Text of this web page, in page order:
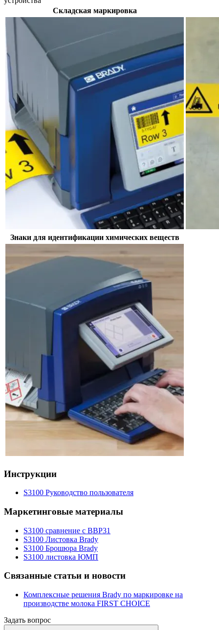
Складская маркировка
Знаки для идентификации химических веществ
Инструкции
S3100 Руководство пользователя
Маркетинговые материалы
S3100 сравнение с BBP31
S3100 Листовка Brady
S3100 Брошюра Brady
S3100 листовка ЮМП
Связанные статьи и новости
Комплексные решения Brady по маркировке на
производстве молока FIRST CHOICE
Задать вопрос